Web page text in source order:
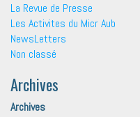
La Revue de Presse
Les Activites du Micr Aub
NewsLetters
Non classé
Archives
Archives